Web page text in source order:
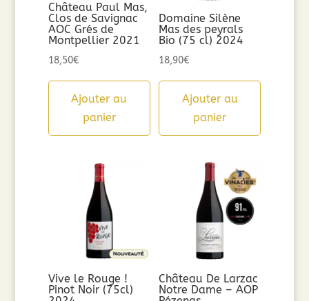
Château Paul Mas,
Clos de Savignac
AOC Grés de
Montpellier 2021
18,50€
Ajouter au
panier
Domaine Silène
Mas des peyrals
Bio (75 cl) 2024
18,90€
Ajouter au
panier
Vive le Rouge !
Pinot Noir (75cl)
Château De Larzac
Notre Dame – AOP